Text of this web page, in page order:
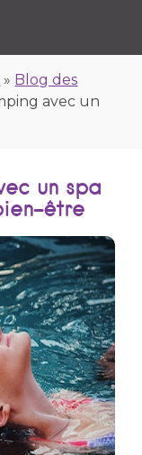
» Blog des
avec un
un spa
être